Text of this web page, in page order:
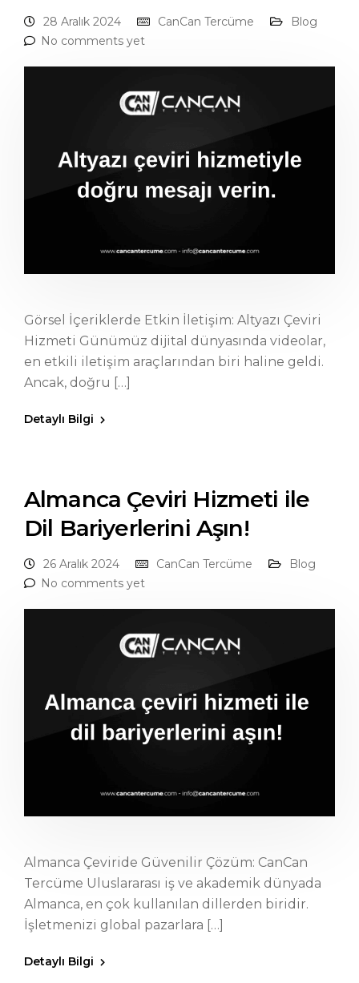
28 Aralık 2024 CanCan Tercüme
Blog
No comments yet
Görsel İçeriklerde Etkin İletişim: Altyazı Çeviri
Hizmeti Günümüz dijital dünyasında videolar,
en etkili iletişim araçlarından biri haline geldi.
Ancak, doğru […]
Detaylı Bilgi
Almanca Çeviri Hizmeti ile
Dil Bariyerlerini Aşın!
26 Aralık 2024 CanCan Tercüme
Blog
No comments yet
Almanca Çeviride Güvenilir Çözüm: CanCan
Tercüme Uluslararası iş ve akademik dünyada
Almanca, en çok kullanılan dillerden biridir.
İşletmenizi global pazarlara […]
Detaylı Bilgi